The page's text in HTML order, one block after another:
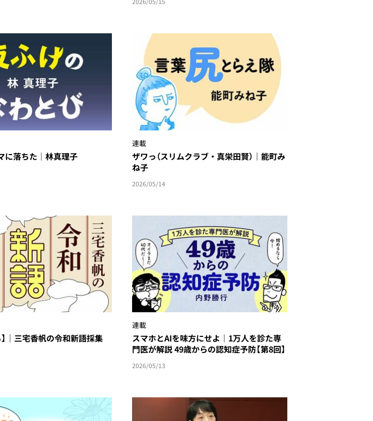
に落ちた｜林真理子
連載
ザワっ（スリムクラブ・真栄田賢）｜能町み
ね子
2026/05/14
】｜三宅香帆の令和新語採集
連載
スマホとAIを味方にせよ｜1万人を診た専
門医が解説 49歳からの認知症予防【第8回】
2026/05/13